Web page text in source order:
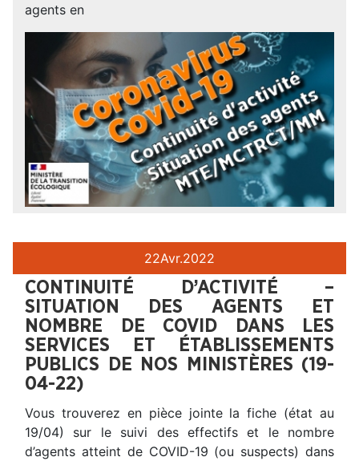
agents en
22Avr.2022
CONTINUITÉ D’ACTIVITÉ –
SITUATION DES AGENTS ET
NOMBRE DE COVID DANS LES
SERVICES ET ÉTABLISSEMENTS
PUBLICS DE NOS MINISTÈRES (19-
04-22)
Vous trouverez en pièce jointe la fiche (état au
19/04) sur le suivi des effectifs et le nombre
d’agents atteint de COVID-19 (ou suspects) dans